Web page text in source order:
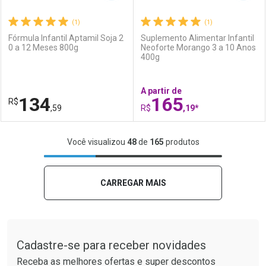
Comprar sem Desconto
Por R$ 175,99/cada
Por R$ 175,99/cada
Ativar Desconto
Comprar sem Desconto
Por R$ 132,59/cada
Comprar sem Desconto
Por R$ 132,59/cada
(1)
Fórmula Infantil Aptamil Soja 2
0 a 12 Meses 800g
R$134,59
FECHAR
Laboratório
FECHAR
Por Menos
(1)
Suplemento Alimentar Infantil
Neoforte Morango 3 a 10 Anos
400g
A partir de
R$165,19*
Laboratório
Por Menos
Você visualizou 48de 165 produtos
CARREGAR MAIS
Cadastre-se para receber novidades
Receba as melhores ofertas e super descontos